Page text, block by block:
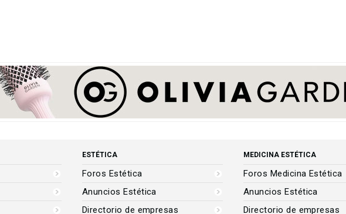
ESTÉTICA
Foros Estética
Anuncios Estética
Directorio de empresas
MEDICINA ESTÉTICA
Foros Medicina Estética
Anuncios Estética
Directorio de empresas